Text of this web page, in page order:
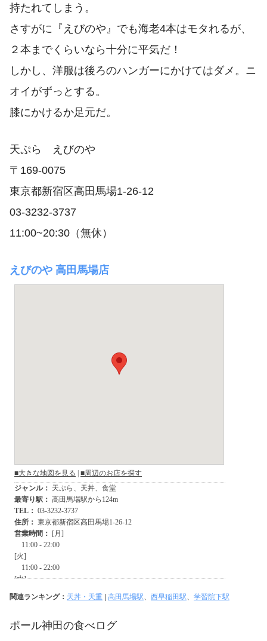
持たれてしまう。
さすがに『えびのや』でも海老4本はモタれるが、
２本までくらいなら十分に平気だ！
しかし、洋服は後ろのハンガーにかけてはダメ。ニ
オイがずっとする。
膝にかけるか足元だ。
天ぷら えびのや
〒169-0075
東京都新宿区高田馬場1-26-12
03-3232-3737
11:00~20:30（無休）
えびのや 高田馬場店
関連ランキング： 天丼・天重 | 高田馬場駅、 西早稲田駅、 学習院下駅
ポール神田の食べログ